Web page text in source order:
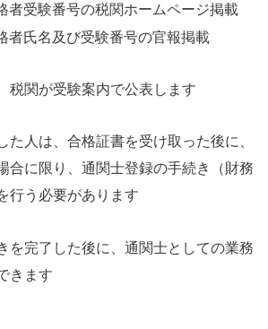
者受験番号の税関ホームページ掲載
者氏名及び受験番号の官報掲載
税関が受験案内で公表します
た人は、合格証書を受け取った後に、
合に限り、通関士登録の手続き（財務
行う必要があります
を完了した後に、通関士としての業務
きます